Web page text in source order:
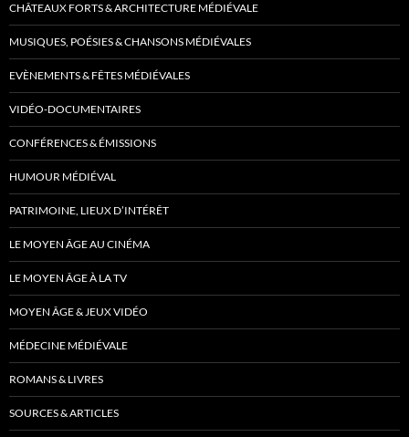
CHÂTEAUX FORTS & ARCHITECTURE MÉDIÉVALE
MUSIQUES, POÉSIES & CHANSONS MÉDIÉVALES
EVÈNEMENTS & FÊTES MÉDIÉVALES
VIDÉO-DOCUMENTAIRES
CONFÉRENCES & ÉMISSIONS
HUMOUR MÉDIÉVAL
PATRIMOINE, LIEUX D’INTÉRÊT
LE MOYEN ÂGE AU CINÉMA
LE MOYEN ÂGE À LA TV
MOYEN ÂGE & JEUX VIDÉO
MÉDECINE MÉDIÉVALE
ROMANS & LIVRES
SOURCES & ARTICLES